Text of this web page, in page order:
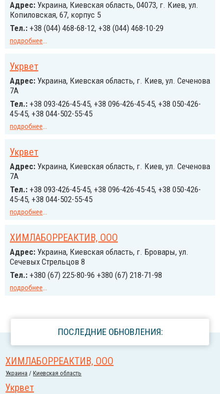
Адрес: Украина, Киевская область, 04073, г. Киев, ул.
Копиловская, 67, корпус 5
Тел.: +38 (044) 468-68-12, +38 (044) 468-10-29
подробнее...
Укрвет
Адрес: Украина, Киевская область, г. Киев, ул. Сеченова
7А
Тел.: +38 093-426-45-45, +38 096-426-45-45, +38 050-426-
45-45, +38 044-502-55-45
подробнее...
Укрвет
Адрес: Украина, Киевская область, г. Киев, ул. Сеченова
7А
Тел.: +38 093-426-45-45, +38 096-426-45-45, +38 050-426-
45-45, +38 044-502-55-45
подробнее...
ХИМЛАБОРРЕАКТИВ, ООО
Адрес: Украина, Киевская область, г. Бровары, ул.
Сечевых Стрельцов 8
Тел.: +380 (67) 225-80-96 +380 (67) 218-71-98
подробнее...
ПОСЛЕДНИЕ ОБНОВЛЕНИЯ:
ХИМЛАБОРРЕАКТИВ, ООО
Украина /Киевская область
Укрвет